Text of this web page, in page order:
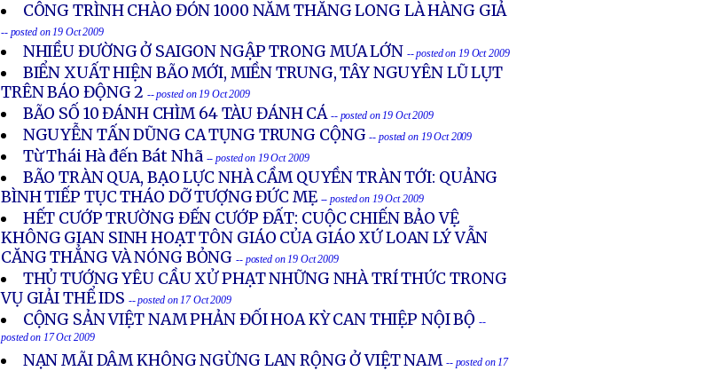
CÔNG TRÌNH CHÀO ĐÓN 1000 NĂM THĂNG LONG LÀ HÀNG GIẢ
-- posted on 19 Oct 2009
NHIỀU ĐƯỜNG Ở SAIGON NGẬP TRONG MƯA LỚN -- posted on 19 Oct 2009
BIỂN XUẤT HIỆN BÃO MỚI, MIỀN TRUNG, TÂY NGUYÊN LŨ LỤT
TRÊN BÁO ĐỘNG 2 -- posted on 19 Oct 2009
BÃO SỐ 10 ĐÁNH CHÌM 64 TÀU ĐÁNH CÁ -- posted on 19 Oct 2009
NGUYỄN TẤN DŨNG CA TỤNG TRUNG CỘNG -- posted on 19 Oct 2009
Từ Thái Hà đến Bát Nhã -- posted on 19 Oct 2009
BÃO TRÀN QUA, BẠO LỰC NHÀ CẦM QUYỀN TRÀN TỚI: QUẢNG
BÌNH TIẾP TỤC THÁO DỠ TƯỢNG ĐỨC MẸ -- posted on 19 Oct 2009
HẾT CƯỚP TRƯỜNG ĐẾN CƯỚP ĐẤT: CUỘC CHIẾN BẢO VỆ
KHÔNG GIAN SINH HOẠT TÔN GIÁO CỦA GIÁO XỨ LOAN LÝ VẪN
CĂNG THẲNG VÀ NÓNG BỎNG -- posted on 19 Oct 2009
THỦ TƯỚNG YÊU CẦU XỬ PHẠT NHỮNG NHÀ TRÍ THỨC TRONG
VỤ GIẢI THỂ IDS -- posted on 17 Oct 2009
CỘNG SẢN VIỆT NAM PHẢN ĐỐI HOA KỲ CAN THIỆP NỘI BỘ --
posted on 17 Oct 2009
NẠN MÃI DÂM KHÔNG NGỪNG LAN RỘNG Ở VIỆT NAM -- posted on 17